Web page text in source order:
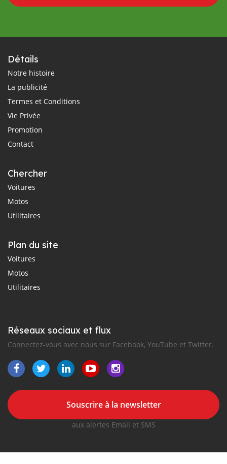
Détails
Notre histoire
La publicité
Termes et Conditions
Vie Privée
Promotion
Contact
Chercher
Voitures
Motos
Utilitaires
Plan du site
Voitures
Motos
Utilitaires
Réseaux sociaux et flux
Connectez-vous avec nous sur Facebook, YouTube et Twitter.
Souscrire à la newsletter
aux alertes Email et SMS